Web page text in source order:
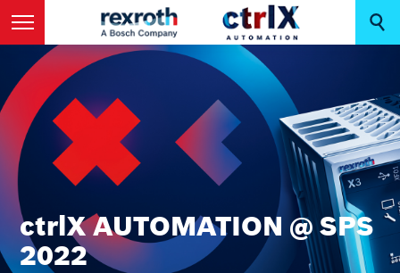
ctrlX AUTOMATION @ SPS
2022